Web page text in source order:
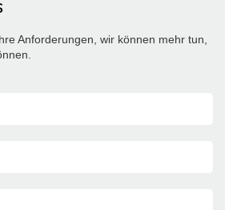
Anforderungen, wir können mehr tun,